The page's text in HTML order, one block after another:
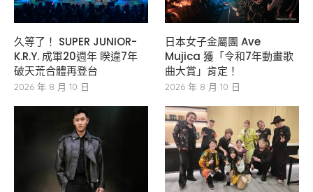
久等了！ SUPER JUNIOR-
K.R.Y. 成軍20週年 睽違7年
破天荒合體再登台
2026 年 8 月 10 日
日本女子金屬團 Ave
Mujica 獲「令和7年動畫歌
曲大賞」肯定！
2026 年 8 月 10 日